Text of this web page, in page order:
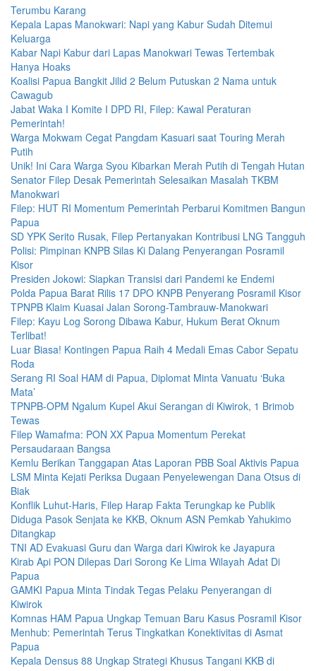
Terumbu Karang
Kepala Lapas Manokwari: Napi yang Kabur Sudah Ditemui
Keluarga
Kabar Napi Kabur dari Lapas Manokwari Tewas Tertembak
Hanya Hoaks
Koalisi Papua Bangkit Jilid 2 Belum Putuskan 2 Nama untuk
Cawagub
Jabat Waka I Komite I DPD RI, Filep: Kawal Peraturan
Pemerintah!
Warga Mokwam Cegat Pangdam Kasuari saat Touring Merah
Putih
Unik! Ini Cara Warga Syou Kibarkan Merah Putih di Tengah Hutan
Senator Filep Desak Pemerintah Selesaikan Masalah TKBM
Manokwari
Filep: HUT RI Momentum Pemerintah Perbarui Komitmen Bangun
Papua
SD YPK Serito Rusak, Filep Pertanyakan Kontribusi LNG Tangguh
Polisi: Pimpinan KNPB Silas Ki Dalang Penyerangan Posramil
Kisor
Presiden Jokowi: Siapkan Transisi dari Pandemi ke Endemi
Polda Papua Barat Rilis 17 DPO KNPB Penyerang Posramil Kisor
TPNPB Klaim Kuasai Jalan Sorong-Tambrauw-Manokwari
Filep: Kayu Log Sorong Dibawa Kabur, Hukum Berat Oknum
Terlibat!
Luar Biasa! Kontingen Papua Raih 4 Medali Emas Cabor Sepatu
Roda
Serang RI Soal HAM di Papua, Diplomat Minta Vanuatu ‘Buka
Mata’
TPNPB-OPM Ngalum Kupel Akui Serangan di Kiwirok, 1 Brimob
Tewas
Filep Wamafma: PON XX Papua Momentum Perekat
Persaudaraan Bangsa
Kemlu Berikan Tanggapan Atas Laporan PBB Soal Aktivis Papua
LSM Minta Kejati Periksa Dugaan Penyelewengan Dana Otsus di
Biak
Konflik Luhut-Haris, Filep Harap Fakta Terungkap ke Publik
Diduga Pasok Senjata ke KKB, Oknum ASN Pemkab Yahukimo
Ditangkap
TNI AD Evakuasi Guru dan Warga dari Kiwirok ke Jayapura
Kirab Api PON Dilepas Dari Sorong Ke Lima Wilayah Adat Di
Papua
GAMKI Papua Minta Tindak Tegas Pelaku Penyerangan di
Kiwirok
Komnas HAM Papua Ungkap Temuan Baru Kasus Posramil Kisor
Menhub: Pemerintah Terus Tingkatkan Konektivitas di Asmat
Papua
Kepala Densus 88 Ungkap Strategi Khusus Tangani KKB di